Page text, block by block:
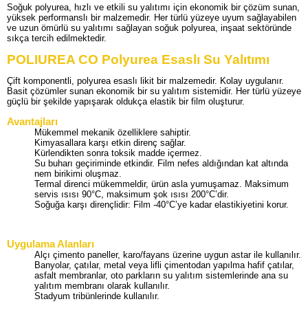
Soğuk polyurea, hızlı ve etkili su yalıtımı için ekonomik bir çözüm sunan,
yüksek performanslı bir malzemedir. Her türlü yüzeye uyum sağlayabilen
ve uzun ömürlü su yalıtımı sağlayan soğuk polyurea, inşaat sektöründe
sıkça tercih edilmektedir.
POLIUREA CO Polyurea Esaslı Su Yalıtımı
Çift komponentli, polyurea esaslı likit bir malzemedir. Kolay uygulanır.
Basit çözümler sunan ekonomik bir su yalıtım sistemidir. Her türlü yüzeye
güçlü bir şekilde yapışarak oldukça elastik bir film oluşturur.
Avantajları
Mükemmel mekanik özelliklere sahiptir.
Kimyasallara karşı etkin direnç sağlar.
Kürlendikten sonra toksik madde içermez.
Su buharı geçiriminde etkindir. Film nefes aldığından kat altında
nem birikimi oluşmaz.
Termal direnci mükemmeldir, ürün asla yumuşamaz. Maksimum
servis ısısı 90°C, maksimum şok ısısı 200°C’dir.
Soğuğa karşı dirençlidir: Film -40°C’ye kadar elastikiyetini korur.
Uygulama Alanları
Alçı çimento paneller, karo/fayans üzerine uygun astar ile kullanılır.
Banyolar, çatılar, metal veya lifli çimentodan yapılma hafif çatılar,
asfalt membranlar, oto parkların su yalıtım sistemlerinde ana su
yalıtım membranı olarak kullanılır.
Stadyum tribünlerinde kullanılır.